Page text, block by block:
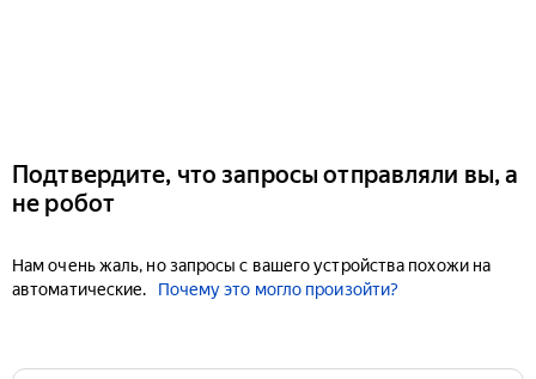
Подтвердите, что запросы отправляли вы, а
не робот
Нам очень жаль, но запросы с вашего устройства похожи на
автоматические.
Почему это могло произойти?